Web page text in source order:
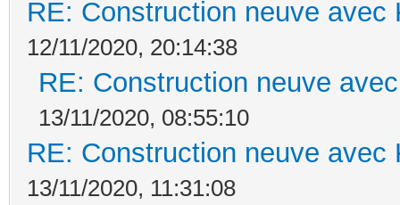
RE: Construction neuve avec
12/11/2020, 20:14:38
RE: Construction neuve
13/11/2020, 08:55:10
RE: Construction neuve avec
13/11/2020, 11:31:08